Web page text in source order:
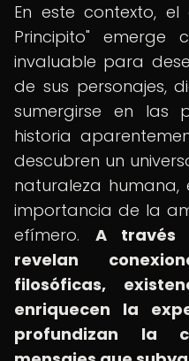
En este contexto, el
Principito" emerge
invaluable para
de sus personajes,
sumergirse en las
historia
descubren un
naturaleza
importancia de la
efímero. A través
revelan
filosóficas,
enriquecen la
profundizan la